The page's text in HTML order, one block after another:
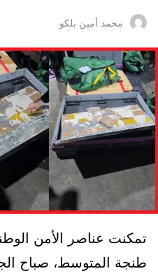
محمد أمين بلكو
تمكنت عناصر الأمن